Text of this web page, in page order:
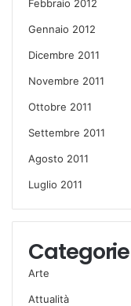
Febbraio 2012
Gennaio 2012
Dicembre 2011
Novembre 2011
Ottobre 2011
Settembre 2011
Agosto 2011
Luglio 2011
Categorie
Arte
Attualità